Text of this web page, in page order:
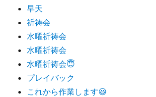
早天
祈祷会
水曜祈祷会
水曜祈祷会
水曜祈祷会😇
プレイバック
これから作業します😃